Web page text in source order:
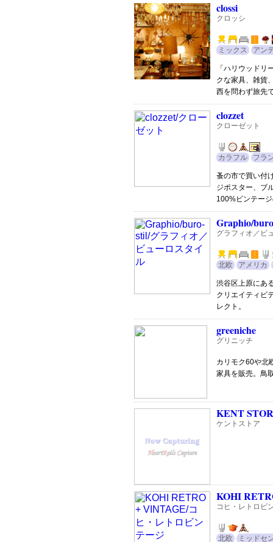
clossi
クロッシ
ミックス アン
「ハリウッド
クな家具、雑貨
西を問わず旅先
clozzet
クローゼット
カラフル フラ
蚤の市で買い付
ジポスター、ブ
100%ビンテー
Graphio/
グラフィオ／ビ
北欧 アメリカ
渋谷区上原にあ
クリエイティビ
レクト。
greeniche
グリニッチ
カリモク60や北
家具を販売。鳥
KENT
ケントストア
KOHI
コヒ・レトロビ
北欧 ミッドセ